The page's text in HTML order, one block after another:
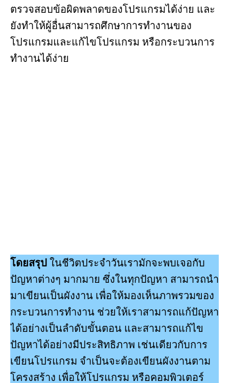
ตรวจสอบข้อผิดพลาดของโปรแกรมได้ง่าย และ
ยังทำให้ผู้อื่นสามารถศึกษาการทำงานของ
โปรแกรมและแก้ไขโปรแกรม หรือกระบวนการ
ทำงานได้ง่าย
โดยสรุปในชีวิตประจำวันเรามักจะพบเจอกับ
ปัญหาต่างๆ มากมาย ซึ่งในทุกปัญหา สามารถนำ
มาเขียนเป็นผังงาน เพื่อให้มองเห็นภาพรวมของ
กระบวนการทำงาน ช่วยให้เราสามารถแก้ปัญหา
ได้อย่างเป็นลำดับขั้นตอน และสามารถแก้ไข
ปัญหาได้อย่างมีประสิทธิภาพ เช่นเดียวกับการ
เขียนโปรแกรม จำเป็นจะต้องเขียนผังงานตาม
โครงสร้าง เพื่อให้โปรแกรม หรือคอมพิวเตอร์